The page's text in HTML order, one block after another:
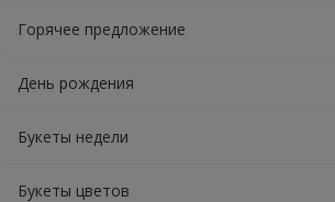
Горячее предложение
День рождения
Букеты недели
Букеты цветов